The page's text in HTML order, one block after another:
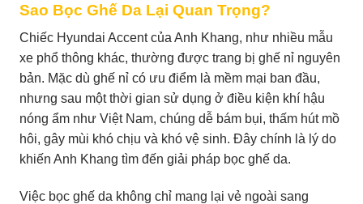
Sao Bọc Ghế Da Lại Quan Trọng?
Chiếc Hyundai Accent của Anh Khang, như nhiều mẫu
xe phổ thông khác, thường được trang bị ghế nỉ nguyên
bản. Mặc dù ghế nỉ có ưu điểm là mềm mại ban đầu,
nhưng sau một thời gian sử dụng ở điều kiện khí hậu
nóng ẩm như Việt Nam, chúng dễ bám bụi, thấm hút mồ
hôi, gây mùi khó chịu và khó vệ sinh. Đây chính là lý do
khiến Anh Khang tìm đến giải pháp bọc ghế da.
Việc bọc ghế da không chỉ mang lại vẻ ngoài sang